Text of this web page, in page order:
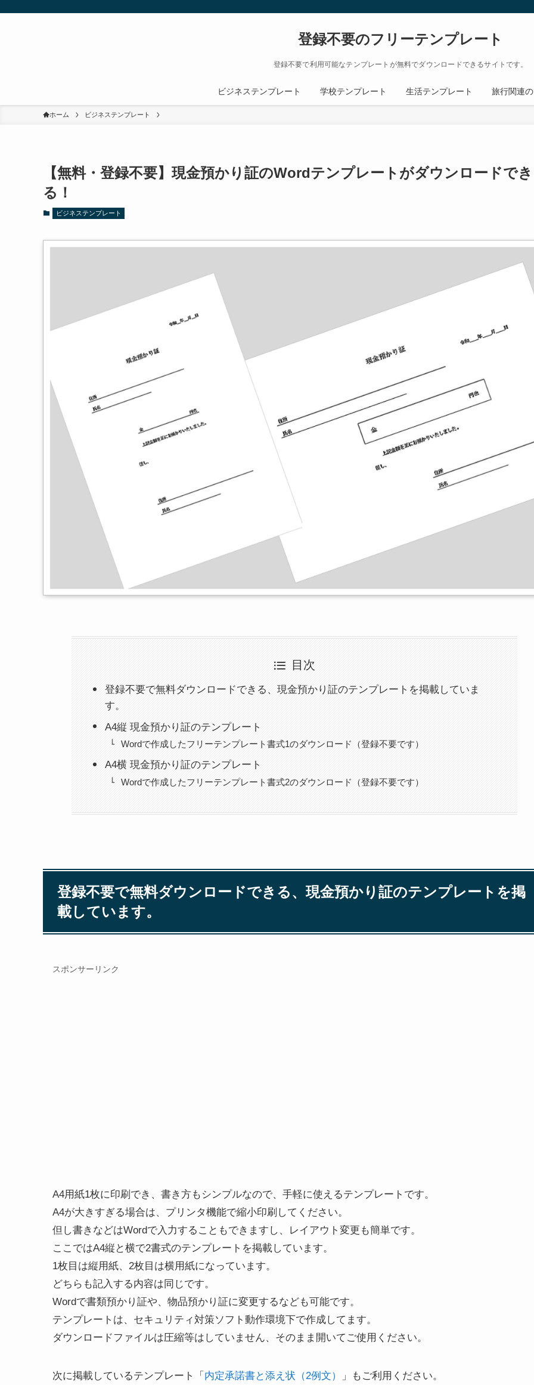
登録不要のフリーテンプレート
登録不要で利用可能なテンプレートが無料でダウンロードできるサイトです。
ビジネステンプレート 学校テンプレート 生活テンプレート 旅行関連
ホーム ビジネステンプレート
【無料・登録不要】現金預かり証のWordテンプレートがダウンロードでき
る！
ビジネステンプレート
目次
登録不要で無料ダウンロードできる、現金預かり証のテンプレートを掲載していま
す。
A4縦 現金預かり証のテンプレート
Wordで作成したフリーテンプレート書式1のダウンロード（登録不要です）
A4横 現金預かり証のテンプレート
Wordで作成したフリーテンプレート書式2のダウンロード（登録不要です）
登録不要で無料ダウンロードできる、現金預かり証のテンプレートを掲
載しています。
スポンサーリンク
A4用紙1枚に印刷でき、書き方もシンプルなので、手軽に使えるテンプレートです。
A4が大きすぎる場合は、プリンタ機能で縮小印刷してください。
但し書きなどはWordで入力することもできますし、レイアウト変更も簡単です。
ここではA4縦と横で2書式のテンプレートを掲載しています。
1枚目は縦用紙、2枚目は横用紙になっています。
どちらも記入する内容は同じです。
Wordで書類預かり証や、物品預かり証に変更するなども可能です。
テンプレートは、セキュリティ対策ソフト動作環境下で作成してます。
ダウンロードファイルは圧縮等はしていません、そのまま開いてご使用ください。
次に掲載しているテンプレート「 内定承諾書と添え状（2例文） 」もご利用ください。